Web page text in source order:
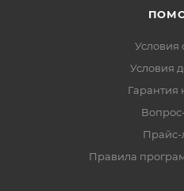
Условия
Условия
Гарантия
Прайс-
Правила